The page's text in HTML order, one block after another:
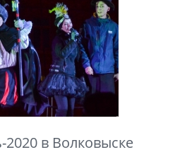
в Волковыске